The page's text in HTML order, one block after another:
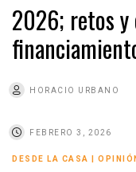
2026; retos y
HORACIO URBANO
FEBRERO 3, 2026
DESDE LA CASA